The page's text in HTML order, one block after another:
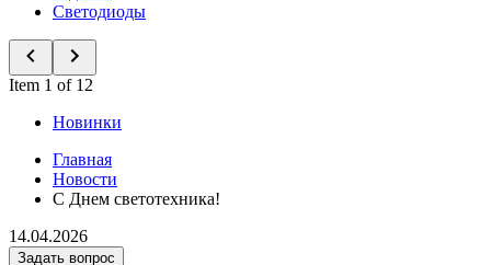
Светодиоды
Item 1 of 12
Новинки
Главная
Новости
С Днем светотехника!
14.04.2026
Задать вопрос